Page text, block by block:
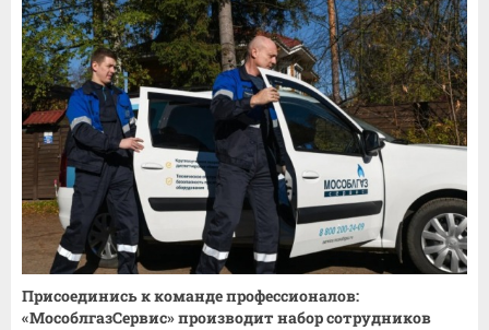
Присоединись к команде профессионалов:
«МособлгазСервис» производит набор сотрудников